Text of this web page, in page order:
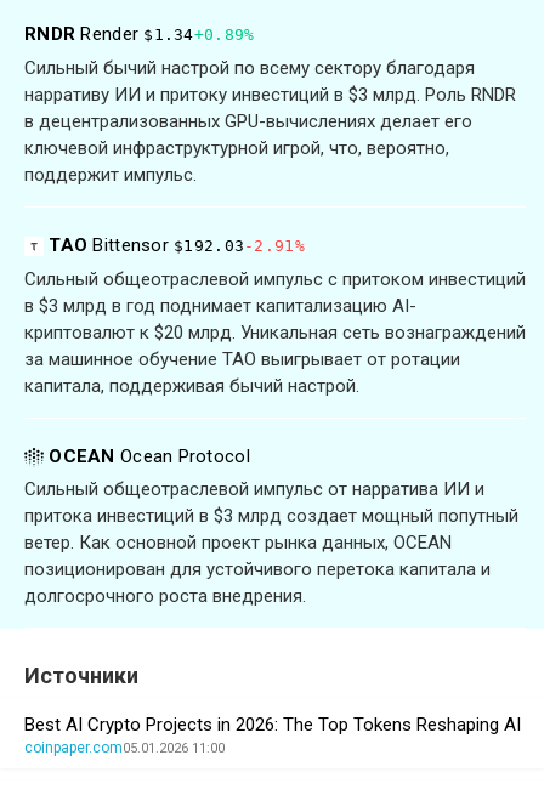
RNDRRender $1.34+0.89%
Сильный бычий настрой по всему сектору благодаря
нарративу ИИ и притоку инвестиций в $3 млрд. Роль RNDR
в децентрализованных GPU-вычислениях делает его
ключевой инфраструктурной игрой, что, вероятно,
поддержит импульс.
TAOBittensor $192.03 -2.91%
Сильный общеотраслевой импульс с притоком инвестиций
в $3 млрд в год поднимает капитализацию AI-
криптовалют к $20 млрд. Уникальная сеть вознаграждений
за машинное обучение TAO выигрывает от ротации
капитала, поддерживая бычий настрой.
OCEAN Ocean Protocol
Сильный общеотраслевой импульс от нарратива ИИ и
притока инвестиций в $3 млрд создает мощный попутный
ветер. Как основной проект рынка данных, OCEAN
позиционирован для устойчивого перетока капитала и
долгосрочного роста внедрения.
Источники
Best AI Crypto Projects in 2026: The Top Tokens Reshaping AI
coinpaper.com05.01.2026 11:00